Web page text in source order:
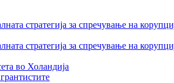
стратегија за спречување на
стратегија за спречување на
во Холандија